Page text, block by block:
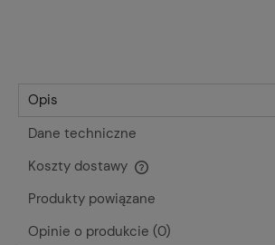
Opis
Dane techniczne
Koszty dostawy
Cena nie zawiera ewentualnych kosztów
Produkty powiązane
Opinie o produkcie (0)